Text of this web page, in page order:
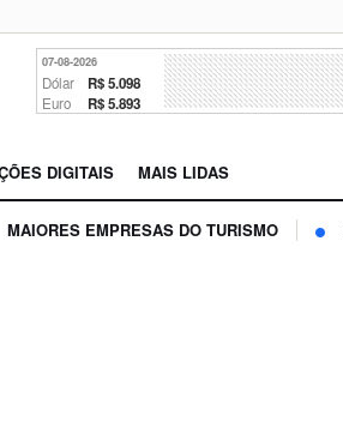
07-08-2026
Dólar R$ 5.098
Euro R$ 5.893
DIGITAIS MAIS LIDAS
MAIORES EMPRESAS DO TURISMO